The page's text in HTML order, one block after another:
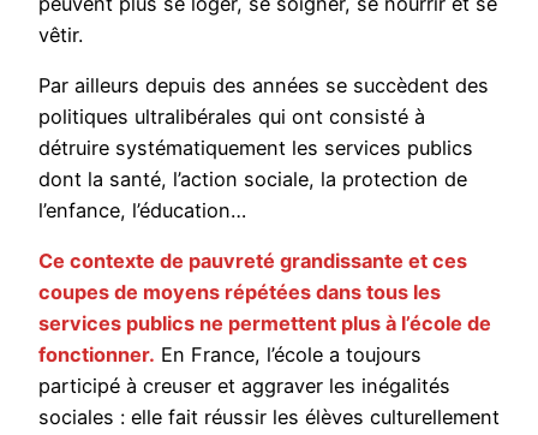
vêtir.
Par ailleurs depuis des années se succèdent des
politiques ultralibérales qui ont consisté à
détruire systématiquement les services publics
dont la santé, l’action sociale, la protection de
l’enfance, l’éducation…
Ce contexte de pauvreté grandissante et ces
coupes de moyens répétées dans tous les
services publics ne permettent plus à l’école de
fonctionner. En France, l’école a toujours
participé à creuser et aggraver les inégalités
sociales : elle fait réussir les élèves culturellement